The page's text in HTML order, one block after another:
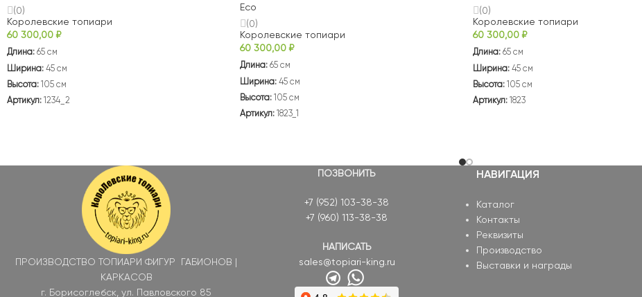
(0)
Королевские топиари
60 300,00₽
Длина: 65 см
Ширина: 45 см
Высота: 105 см
Артикул: 1234_2
Eco
(0)
Королевские топиари
60 300,00₽
Длина: 65 см
Ширина: 45 см
Высота: 105 см
Артикул: 1823_1
(0)
Королевские топиари
60 300,00₽
Длина: 65 см
Ширина: 45 см
Высота: 105 см
Артикул: 1823
ПРОИЗВОДСТВО ТОПИАРИ ФИГУР ГАБИОНОВ |
КАРКАСОВ
г. Борисоглебск, ул. Павловского 85
ПОЗВОНИТЬ
+7 (952) 103-38-38
+7 (960) 113-38-38
НАПИСАТЬ
sales@topiari-king.ru
НАВИГАЦИЯ
Каталог
Контакты
Реквизиты
Производство
Выставки и награды